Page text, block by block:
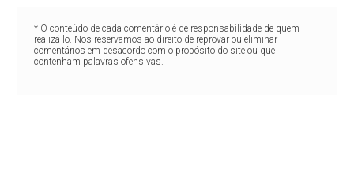
* O conteúdo de cada comentário é de responsabilidade de quem
realizá-lo. Nos reservamos ao direito de reprovar ou eliminar
comentários em desacordo com o propósito do site ou que
contenham palavras ofensivas.